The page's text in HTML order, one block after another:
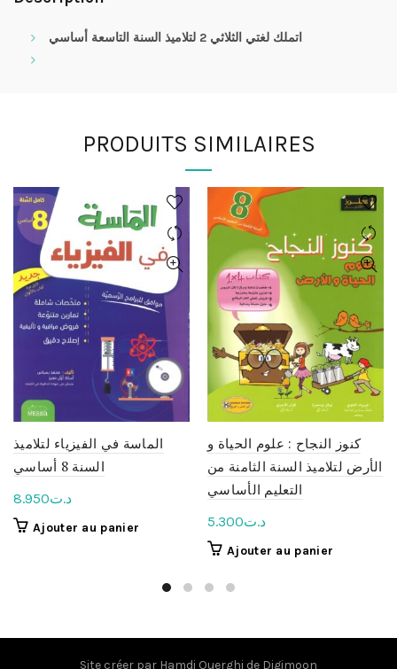
اتملك لغتي الثلاثي 2 لتلاميذ السنة التاسعة
PRODUITS SIMILAIRES
الماسة في الفيزياء لتلاميذ
السنة 8 أساسي
د.ت8.950
Ajouter au panier
كنوز النجاح : علوم الحياة و
الأرض لتلاميذ السنة الثامنة من
التعليم الأساسي
د.ت5.300
Ajouter au panier
Site créer par Hamdi Ouerghi de Digimoon